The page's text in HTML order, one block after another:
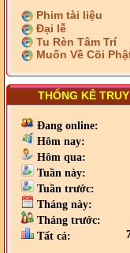
Phim tài liệu
Đại lễ
Tu Rèn Tâm Trí
Muốn Về Cõi
THỐNG KÊ
Đang online:
Hôm nay:
Hôm qua:
Tuần này:
Tuần trước:
Tháng này:
Tháng trước:
Tất cả: